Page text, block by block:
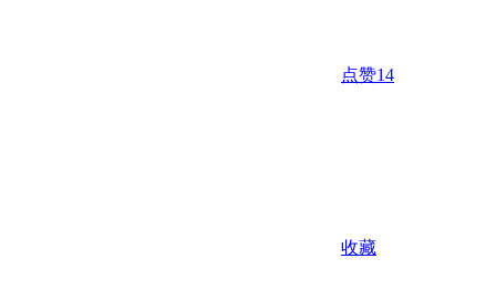
点赞14
收藏